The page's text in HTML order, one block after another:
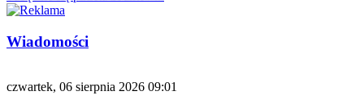
Wiadomości
czwartek, 06 sierpnia 2026 09:01